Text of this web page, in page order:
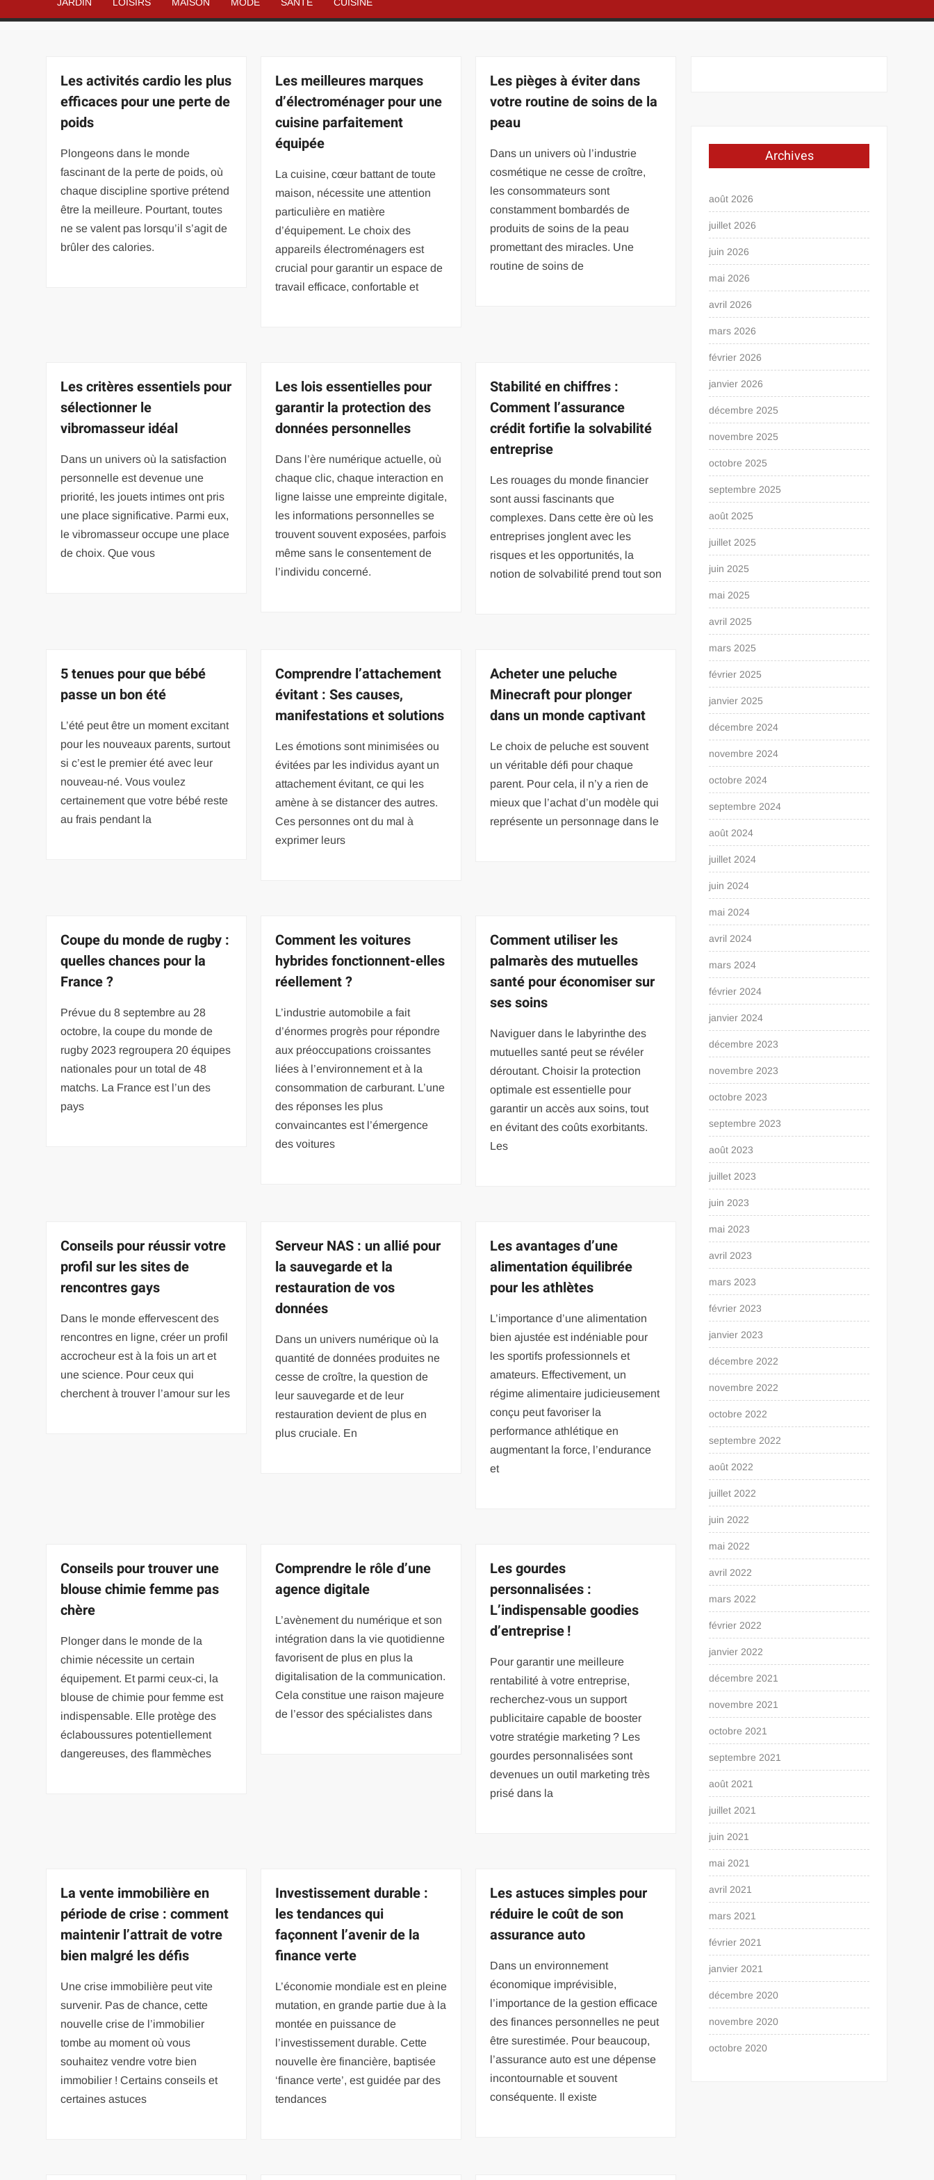
Les activités cardio les plus
efficaces pour une perte de
poids
Plongeons dans le monde
fascinant de la perte de poids, où
chaque discipline sportive prétend
être la meilleure. Pourtant, toutes
ne se valent pas lorsqu’il s’agit de
brûler des calories.
Les meilleures marques
d’électroménager pour une
cuisine parfaitement
équipée
La cuisine, cœur battant de toute
maison, nécessite une attention
particulière en matière
d’équipement. Le choix des
appareils électroménagers est
crucial pour garantir un espace de
travail efficace, confortable et
Les pièges à éviter dans
votre routine de soins de la
peau
Dans un univers où l’industrie
cosmétique ne cesse de croître,
les consommateurs sont
constamment bombardés de
produits de soins de la peau
promettant des miracles. Une
routine de soins de
Les critères essentiels pour
sélectionner le
vibromasseur idéal
Dans un univers où la satisfaction
personnelle est devenue une
priorité, les jouets intimes ont pris
une place significative. Parmi eux,
le vibromasseur occupe une place
de choix. Que vous
Les lois essentielles pour
garantir la protection des
données personnelles
Dans l’ère numérique actuelle, où
chaque clic, chaque interaction en
ligne laisse une empreinte digitale,
les informations personnelles se
trouvent souvent exposées, parfois
même sans le consentement de
l’individu concerné.
Stabilité en chiffres :
Comment l’assurance
crédit fortifie la solvabilité
entreprise
Les rouages du monde financier
sont aussi fascinants que
complexes. Dans cette ère où les
entreprises jonglent avec les
risques et les opportunités, la
notion de solvabilité prend tout son
5 tenues pour que bébé
passe un bon été
L’été peut être un moment excitant
pour les nouveaux parents, surtout
si c’est le premier été avec leur
nouveau-né. Vous voulez
certainement que votre bébé reste
au frais pendant la
Comprendre l’attachement
évitant : Ses causes,
manifestations et solutions
Les émotions sont minimisées ou
évitées par les individus ayant un
attachement évitant, ce qui les
amène à se distancer des autres.
Ces personnes ont du mal à
exprimer leurs
Acheter une peluche
Minecraft pour plonger
dans un monde captivant
Le choix de peluche est souvent
un véritable défi pour chaque
parent. Pour cela, il n’y a rien de
mieux que l’achat d’un modèle qui
représente un personnage dans le
Coupe du monde de rugby :
quelles chances pour la
France ?
Prévue du 8 septembre au 28
octobre, la coupe du monde de
rugby 2023 regroupera 20 équipes
nationales pour un total de 48
matchs. La France est l’un des
pays
Comment les voitures
hybrides fonctionnent-elles
réellement ?
L’industrie automobile a fait
d’énormes progrès pour répondre
aux préoccupations croissantes
liées à l’environnement et à la
consommation de carburant. L’une
des réponses les plus
convaincantes est l’émergence
des voitures
Comment utiliser les
palmarès des mutuelles
santé pour économiser sur
ses soins
Naviguer dans le labyrinthe des
mutuelles santé peut se révéler
déroutant. Choisir la protection
optimale est essentielle pour
garantir un accès aux soins, tout
en évitant des coûts exorbitants.
Les
Conseils pour réussir votre
profil sur les sites de
rencontres gays
Dans le monde effervescent des
rencontres en ligne, créer un profil
accrocheur est à la fois un art et
une science. Pour ceux qui
cherchent à trouver l’amour sur les
Serveur NAS : un allié pour
la sauvegarde et la
restauration de vos
données
Dans un univers numérique où la
quantité de données produites ne
cesse de croître, la question de
leur sauvegarde et de leur
restauration devient de plus en
plus cruciale. En
Les avantages d’une
alimentation équilibrée
pour les athlètes
L’importance d’une alimentation
bien ajustée est indéniable pour
les sportifs professionnels et
amateurs. Effectivement, un
régime alimentaire judicieusement
conçu peut favoriser la
performance athlétique en
augmentant la force, l’endurance
et
Conseils pour trouver une
blouse chimie femme pas
chère
Plonger dans le monde de la
chimie nécessite un certain
équipement. Et parmi ceux-ci, la
blouse de chimie pour femme est
indispensable. Elle protège des
éclaboussures potentiellement
dangereuses, des flammèches
Comprendre le rôle d’une
agence digitale
L’avènement du numérique et son
intégration dans la vie quotidienne
favorisent de plus en plus la
digitalisation de la communication.
Cela constitue une raison majeure
de l’essor des spécialistes dans
Les gourdes
personnalisées :
L’indispensable goodies
d’entreprise !
Pour garantir une meilleure
rentabilité à votre entreprise,
recherchez-vous un support
publicitaire capable de booster
votre stratégie marketing ? Les
gourdes personnalisées sont
devenues un outil marketing très
prisé dans la
La vente immobilière en
période de crise : comment
maintenir l’attrait de votre
bien malgré les défis
Une crise immobilière peut vite
survenir. Pas de chance, cette
nouvelle crise de l’immobilier
tombe au moment où vous
souhaitez vendre votre bien
immobilier ! Certains conseils et
certaines astuces
Investissement durable :
les tendances qui
façonnent l’avenir de la
finance verte
L’économie mondiale est en pleine
mutation, en grande partie due à la
montée en puissance de
l’investissement durable. Cette
nouvelle ère financière, baptisée
‘finance verte’, est guidée par des
tendances
Les astuces simples pour
réduire le coût de son
assurance auto
Dans un environnement
économique imprévisible,
l’importance de la gestion efficace
des finances personnelles ne peut
être surestimée. Pour beaucoup,
l’assurance auto est une dépense
incontournable et souvent
conséquente. Il existe
Archives
août 2026
juillet 2026
juin 2026
mai 2026
avril 2026
mars 2026
février 2026
janvier 2026
décembre 2025
novembre 2025
octobre 2025
septembre 2025
août 2025
juillet 2025
juin 2025
mai 2025
avril 2025
mars 2025
février 2025
janvier 2025
décembre 2024
novembre 2024
octobre 2024
septembre 2024
août 2024
juillet 2024
juin 2024
mai 2024
avril 2024
mars 2024
février 2024
janvier 2024
décembre 2023
novembre 2023
octobre 2023
septembre 2023
août 2023
juillet 2023
juin 2023
mai 2023
avril 2023
mars 2023
février 2023
janvier 2023
décembre 2022
novembre 2022
octobre 2022
septembre 2022
août 2022
juillet 2022
juin 2022
mai 2022
avril 2022
mars 2022
février 2022
janvier 2022
décembre 2021
novembre 2021
octobre 2021
septembre 2021
août 2021
juillet 2021
juin 2021
mai 2021
avril 2021
mars 2021
février 2021
janvier 2021
décembre 2020
novembre 2020
octobre 2020